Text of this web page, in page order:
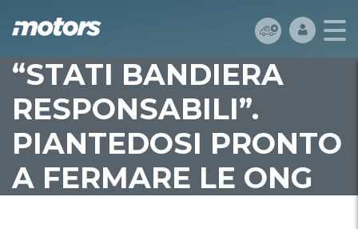
“STATI BANDIERA
RESPONSABILI”.
PIANTEDOSI PRONTO
A FERMARE LE ONG